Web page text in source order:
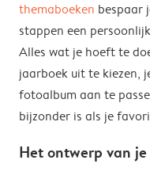
themaboeken bespaar
stappen een persoonlijk
Alles wat je hoeft te
jaarboek uit te kiezen,
fotoalbum aan te
bijzonder is als je
Het ontwerp van